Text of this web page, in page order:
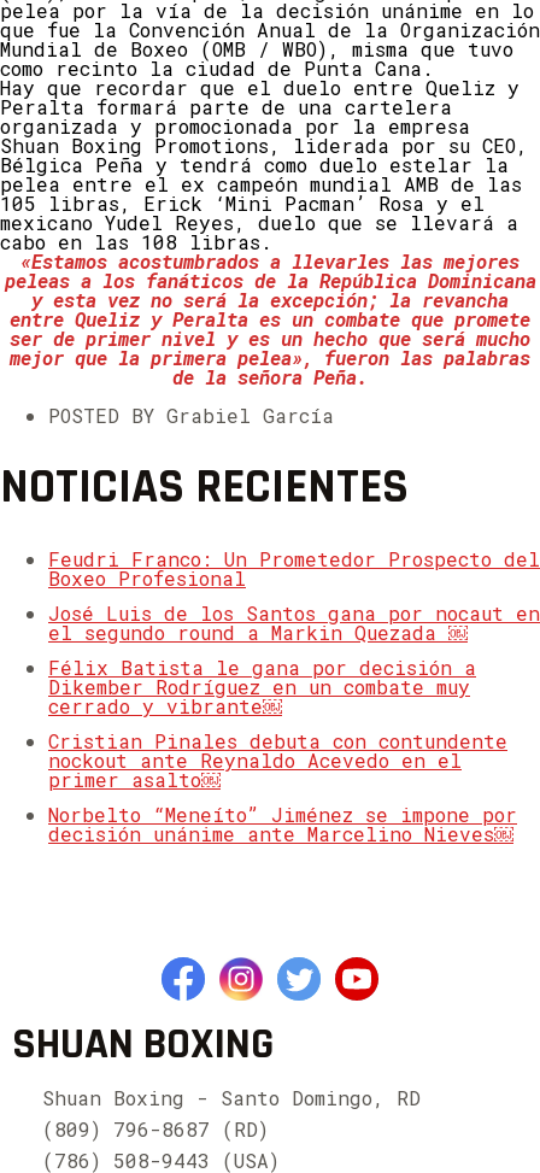
pelea por la vía de la decisión unánime en lo
que fue la Convención Anual de la Organización
Mundial de Boxeo (OMB / WBO), misma que tuvo
como recinto la ciudad de Punta Cana.
Hay que recordar que el duelo entre Queliz y
Peralta formará parte de una cartelera
organizada y promocionada por la empresa
Shuan Boxing Promotions, liderada por su CEO,
Bélgica Peña y tendrá como duelo estelar la
pelea entre el ex campeón mundial AMB de las
105 libras, Erick ‘Mini Pacman’ Rosa y el
mexicano Yudel Reyes, duelo que se llevará a
cabo en las 108 libras.
«Estamos acostumbrados a llevarles las mejores
peleas a los fanáticos de la República Dominicana
y esta vez no será la excepción; la revancha
entre Queliz y Peralta es un combate que promete
ser de primer nivel y es un hecho que será mucho
mejor que la primera pelea», fueron las palabras
de la señora Peña.
POSTED BY Grabiel García
NOTICIAS RECIENTES
Feudri Franco: Un Prometedor Prospecto del
Boxeo Profesional
José Luis de los Santos gana por nocaut en
el segundo round a Markin Quezada ￼
Félix Batista le gana por decisión a
Dikember Rodríguez en un combate muy
cerrado y vibrante￼
Cristian Pinales debuta con contundente
nockout ante Reynaldo Acevedo en el
primer asalto￼
Norbelto “Meneíto” Jiménez se impone por
decisión unánime ante Marcelino Nieves￼
SHUAN BOXING
Shuan Boxing - Santo Domingo, RD
(809) 796-8687 (RD)
(786) 508-9443 (USA)